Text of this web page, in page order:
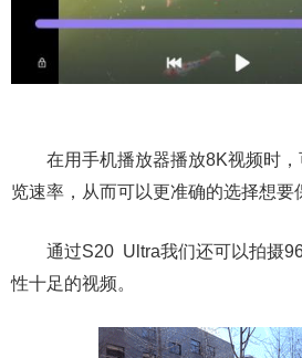
在用手机播放器播放8K视频时，
览速率，从而可以更准确的选择想要
通过S20 Ultra我们还可以拍摄
性十足的视频。